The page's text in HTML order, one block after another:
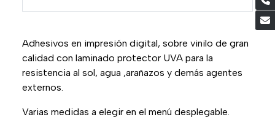
Adhesivos en impresión digital, sobre vinilo de gran
calidad con laminado protector UVA para la
resistencia al sol, agua ,arañazos y demás agentes
externos.
Varias medidas a elegir en el menú desplegable.